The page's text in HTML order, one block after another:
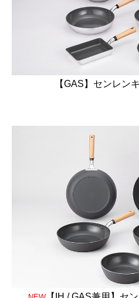
【GAS】センレン